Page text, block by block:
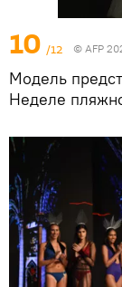
10 /12 © AFP
Модель
Неделе